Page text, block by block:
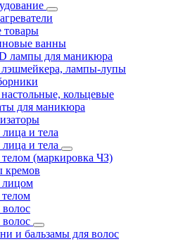
товары
ванны
лампы для маникюра
лампы-лупы
кольцевые
для маникюра
и тела
и тела
телом (маркировка ЧЗ)
кремов
лицом
телом
волос
волос
и бальзамы для волос